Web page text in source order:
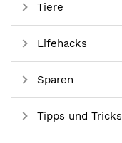
Tiere
Lifehacks
Sparen
Tipps und Tricks